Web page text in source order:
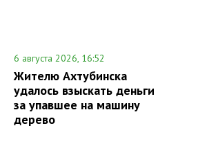
6 августа 2026, 16:52
Жителю Ахтубинска
удалось взыскать деньги
за упавшее на машину
дерево